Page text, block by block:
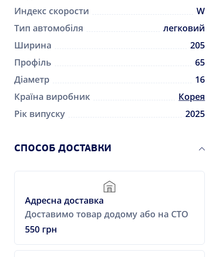
Индекс скорости
W
Тип автомобіля
легковий
Ширина
205
Профіль
65
Діаметр
16
Країна виробник
Корея
Рік випуску
2025
CПОСОБ ДОСТАВКИ
Адресна доставка
Доставимо товар додому або на СТО
550 грн